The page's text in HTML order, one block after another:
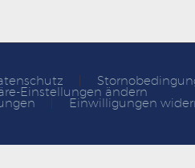
Einstellungen ändern
Einwilligungen